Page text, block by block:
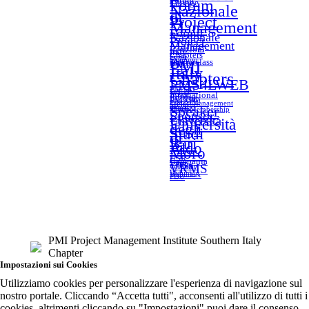
Lounge
Forum
Nazionale
di
Project
Management
Forum
Nazionale
Project
Management
iscrizioni
Italy
Chapters
Lynn
Shannon
Masterclass
PMI
PMI
Italy
Chapters
PMS4LWEB
PMS4L
WEB
International
Edition
PMXPO
ProjectManagement
SIC on
demand
SingleMembership
Speaker
Sponsor
Università
Università
degli
Studi
di
Bari
Aldo
Moro
USR
Campania
Venue
volontari
VRMS
Webinar
Webinar &
PDU
PMI Project Management Institute Southern Italy
Chapter
Impostazioni sui Cookies
Utilizziamo cookies per personalizzare l'esperienza di navigazione sul
nostro portale. Cliccando “Accetta tutti", acconsenti all'utilizzo di tutti i